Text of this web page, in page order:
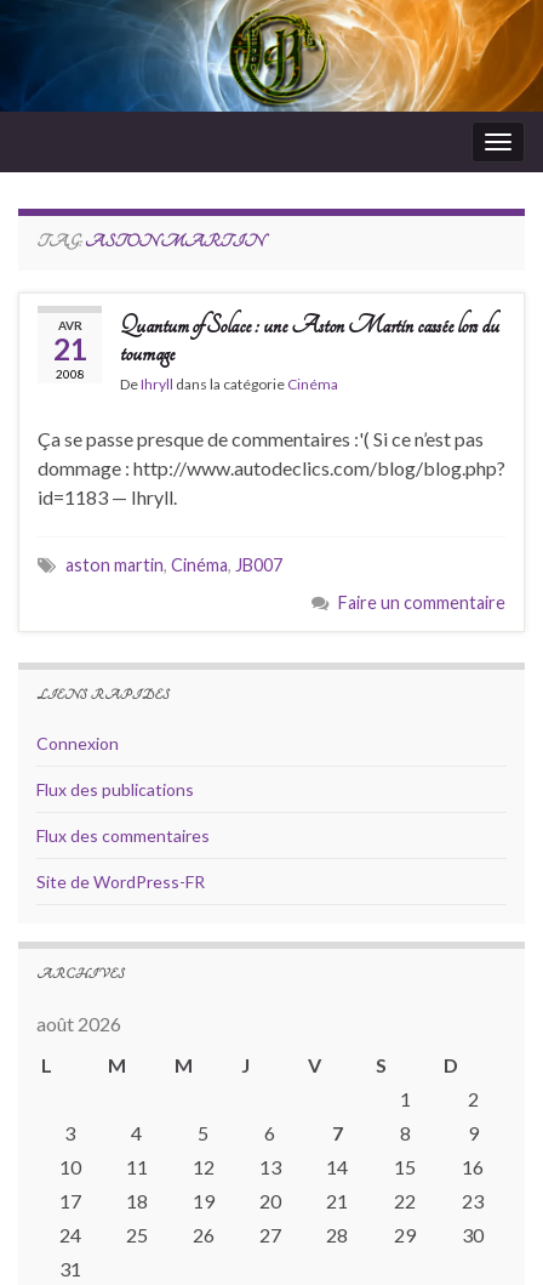
TAG:ASTON MARTIN
AVR
21
2008
Quantum of Solace : une Aston Martin cassée lors du
tournage
DeIhryll dans la catégorie Cinéma
Ça se passe presque de commentaires :'( Si ce n’est pas
dommage : http://www.autodeclics.com/blog/blog.php?
id=1183 — Ihryll.
aston martin, Cinéma, JB007
Faire un commentaire
LIENS RAPIDES
Connexion
Flux des publications
Flux des commentaires
Site de WordPress-FR
ARCHIVES
août 2026
L
M M J V S
D
1
2
3
4 5 6 7 8
9
10
11 12 13 14 15
16
17
18 19 20 21 22
23
24
25 26 27 28 29
30
31